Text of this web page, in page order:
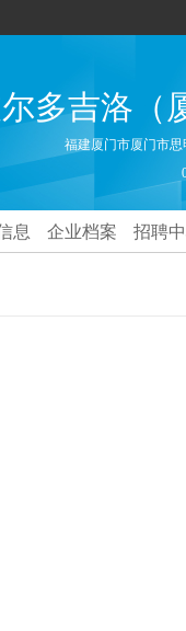
多吉洛（
福建厦门市厦门市
息 企业档案 招聘